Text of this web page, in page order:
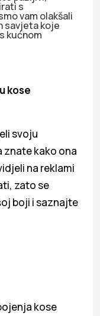
s
vam olakšali
savjeta koje
kućnom
kose
svoju
znate kako ona
na reklami
zato se
boji i saznajte
kose